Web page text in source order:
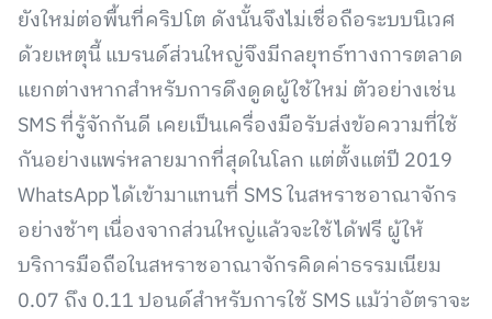
ยังใหม่ต่อพื้นที่คริปโต ดังนั้นจึงไม่เชื่อถือระบบนิเวศ
ด้วยเหตุนี้ แบรนด์ส่วนใหญ่จึงมีกลยุทธ์ทางการตลาด
แยกต่างหากสำหรับการดึงดูดผู้ใช้ใหม่ ตัวอย่างเช่น
SMS ที่รู้จักกันดี เคยเป็นเครื่องมือรับส่งข้อความที่ใช้
กันอย่างแพร่หลายมากที่สุดในโลก แต่ตั้งแต่ปี 2019
WhatsApp ได้เข้ามาแทนที่ SMS ในสหราชอาณาจักร
อย่างช้าๆ เนื่องจากส่วนใหญ่แล้วจะใช้ได้ฟรี ผู้ให้
บริการมือถือในสหราชอาณาจักรคิดค่าธรรมเนียม
0.07 ถึง 0.11 ปอนด์สำหรับการใช้ SMS แม้ว่าอัตราจะ